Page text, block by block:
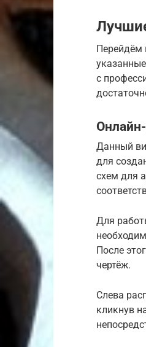
Перейдём
с
Данный
для
схем для
Для
После
чертёж.
Слева
кликнув